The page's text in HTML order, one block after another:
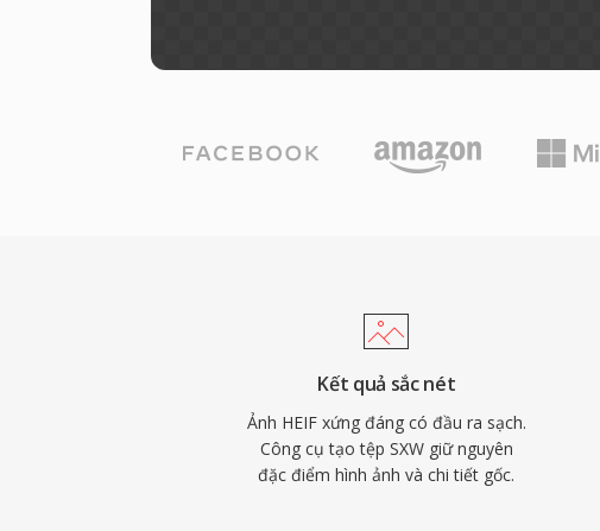
Kết quả sắc nét
Ảnh HEIF xứng đáng có đầu ra sạch.
Công cụ tạo tệp SXW giữ nguyên
đặc điểm hình ảnh và chi tiết gốc.